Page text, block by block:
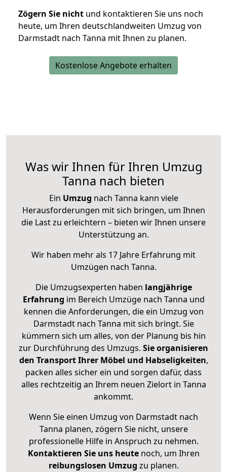
Zögern Sie nicht und kontaktieren Sie uns noch
heute, um Ihren deutschlandweiten Umzug von
Darmstadt nach Tanna mit Ihnen zu planen.
Kostenlose Angebote erhalten
Was wir Ihnen für Ihren Umzug
Tanna nach bieten
Ein Umzug nach Tanna kann viele
Herausforderungen mit sich bringen, um Ihnen
die Last zu erleichtern – bieten wir Ihnen unsere
Unterstützung an.
Wir haben mehr als 17 Jahre Erfahrung mit
Umzügen nach Tanna.
Die Umzugsexperten haben langjährige
Erfahrung im Bereich Umzüge nach Tanna und
kennen die Anforderungen, die ein Umzug von
Darmstadt nach Tanna mit sich bringt. Sie
kümmern sich um alles, von der Planung bis hin
zur Durchführung des Umzugs. Sie organisieren
den Transport Ihrer Möbel und Habseligkeiten,
packen alles sicher ein und sorgen dafür, dass
alles rechtzeitig an Ihrem neuen Zielort in Tanna
ankommt.
Wenn Sie einen Umzug von Darmstadt nach
Tanna planen, zögern Sie nicht, unsere
professionelle Hilfe in Anspruch zu nehmen.
Kontaktieren Sie uns heutenoch, um Ihren
reibungslosen Umzug zu planen.